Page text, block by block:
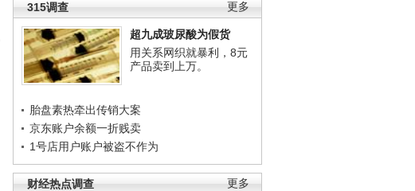
更多
315调查
超九成玻尿酸为假货
用关系网织就暴利，8元
产品卖到上万。
胎盘素热牵出传销大案
京东账户余额一折贱卖
1号店用户账户被盗不作为
更多
财经热点调查